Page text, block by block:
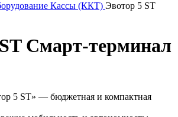
Кассы (ККТ) Эвотор 5 ST
Смарт-терминал
5 ST» — бюджетная и компактная